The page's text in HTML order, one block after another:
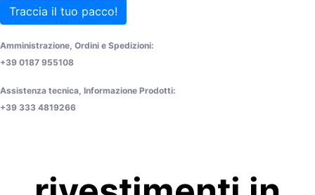
Traccia il tuo pacco!
Amministrazione, Ordini e Spedizioni:
+39 0187 955108
Assistenza tecnica, Informazione Prodotti:
+39 333 4819266